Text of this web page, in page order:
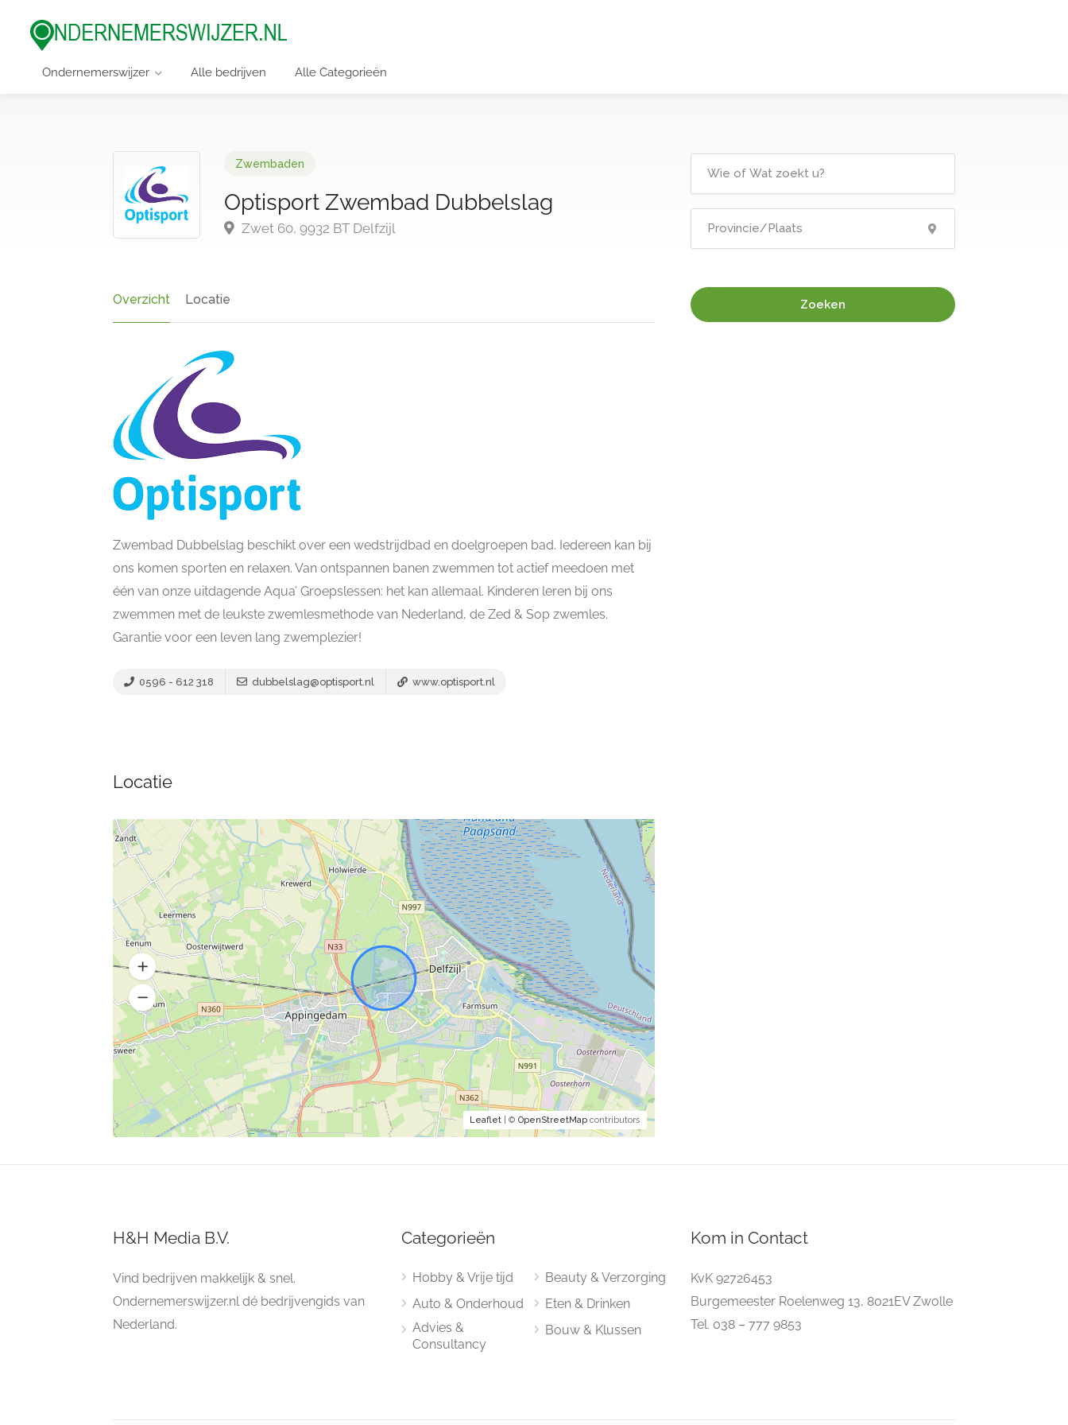
Ondernemerswijzer Alle bedrijven Alle Categorieën
Zwembaden
Optisport Zwembad Dubbelslag
Zwet 60, 9932 BT Delfzijl
Overzicht Locatie
Zwembad Dubbelslag beschikt over een wedstrijdbad en doelgroepen bad. Iedereen kan bij
ons komen sporten en relaxen. Van ontspannen banen zwemmen tot actief meedoen met
één van onze uitdagende Aqua’ Groepslessen: het kan allemaal. Kinderen leren bij ons
zwemmen met de leukste zwemlesmethode van Nederland, de Zed & Sop zwemles.
Garantie voor een leven lang zwemplezier!
0596 - 612 318 dubbelslag@optisport.nl www.optisport.nl
Locatie
Leaflet| © OpenStreetMapcontributors
Zoeken
H&H Media B.V.
Vind bedrijven makkelijk & snel.
Ondernemerswijzer.nl dé bedrijvengids van
Nederland.
Categorieën
Hobby & Vrije tijd
Auto & Onderhoud
Advies &
Consultancy
Beauty & Verzorging
Eten & Drinken
Bouw & Klussen
Kom in Contact
KvK 92726453
Burgemeester Roelenweg 13, 8021EV Zwolle
Tel. 038 – 777 9853